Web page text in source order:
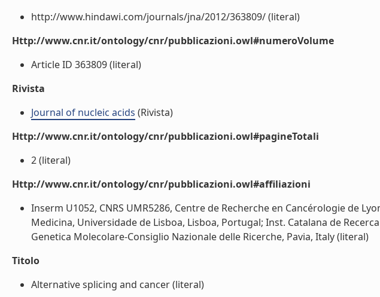
http://www.hindawi.com/journals/jna/2012/363809/ (literal)
Http://www.cnr.it/ontology/cnr/pubblicazioni.owl#numeroVolume
Article ID 363809 (literal)
Rivista
Journal of nucleic acids (Rivista)
Http://www.cnr.it/ontology/cnr/pubblicazioni.owl#pagineTotali
2 (literal)
Http://www.cnr.it/ontology/cnr/pubblicazioni.owl#affiliazioni
Inserm U1052, CNRS UMR5286, Centre de Recherche en Cancérologie de
Medicina, Universidade de Lisboa, Lisboa, Portugal; Inst. Catalana de
Genetica Molecolare-Consiglio Nazionale delle Ricerche, Pavia, Italy (literal)
Titolo
Alternative splicing and cancer (literal)